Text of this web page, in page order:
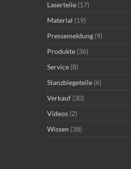
Laserteile (17)
Material (19)
Pressemeldung (9)
Produkte (36)
Service (8)
Stanzbiegeteile (6)
Verkauf (30)
Videos (2)
Wissen (38)